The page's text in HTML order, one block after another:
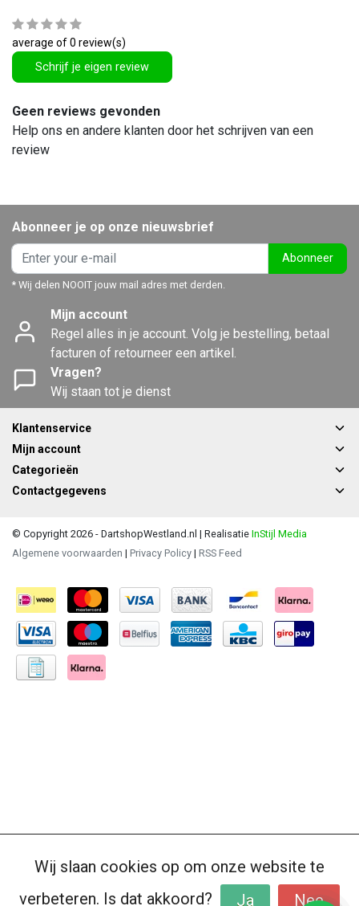
average of 0 review(s)
Schrijf je eigen review
Geen reviews gevonden
Help ons en andere klanten door het schrijven van een
review
Abonneer je op onze nieuwsbrief
Abonneer
* Wij delen NOOIT jouw mail adres met derden.
Mijn account
Regel alles in je account. Volg je bestelling, betaal
facturen of retourneer een artikel.
Vragen?
Wij staan tot je dienst
Klantenservice
Mijn account
Categorieën
Contactgegevens
© Copyright 2026 - DartshopWestland.nl | Realisatie InStijl Media
Algemene voorwaarden | Privacy Policy | RSS Feed
Wij slaan cookies op om onze website te
verbeteren. Is dat akkoord?
Ja Nee